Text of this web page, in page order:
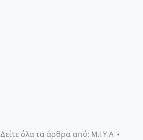
Δείτε όλα τα άρθρα από: Μ.Ι.Υ.Α